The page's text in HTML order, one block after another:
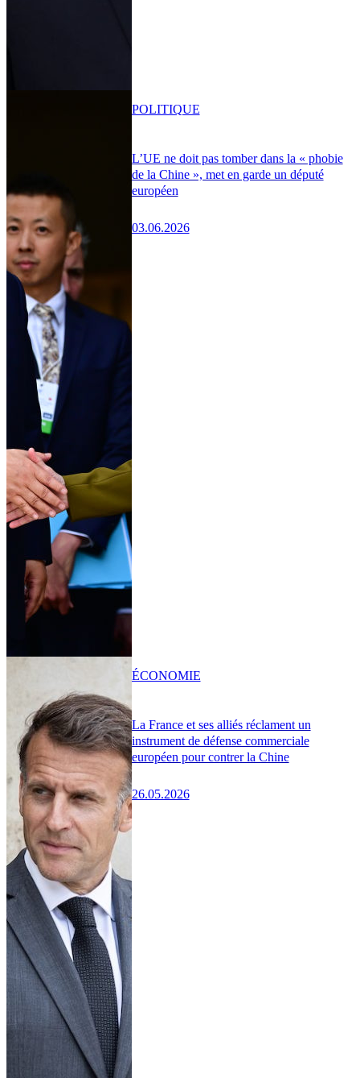
L’UE ne doit pas tomber dans la « phobie
de la Chine », met en garde un député
européen
03.06.2026
POLITIQUE
La France et ses alliés réclament un
instrument de défense commerciale
européen pour contrer la Chine
26.05.2026
ÉCONOMIE